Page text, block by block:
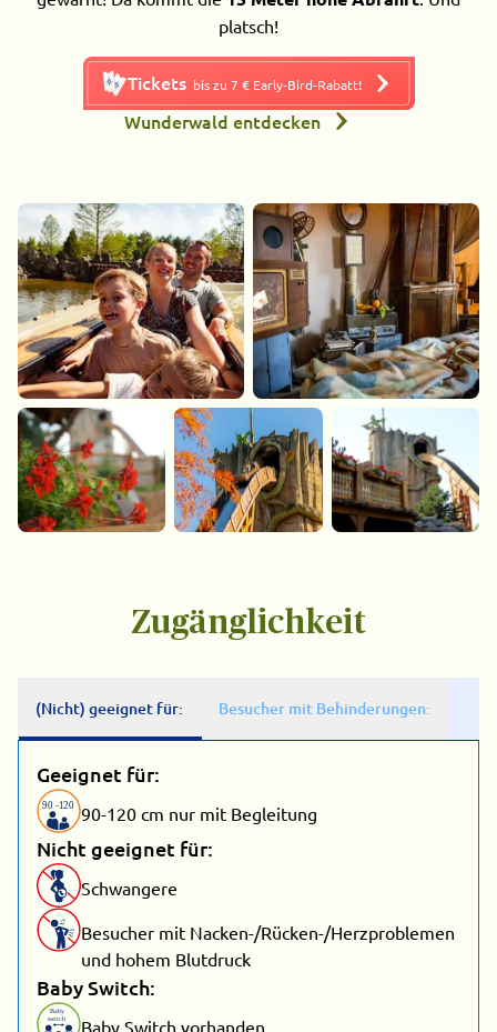
platsch!
Tickets bis zu 7 € Early-Bird-Rabatt!
Wunderwald entdecken
Zugänglichkeit
(Nicht) geeignet für: Besucher mit Behinderungen:
Geeignet für:
90 -120 90-120 cm nur mit Begleitung
Nicht geeignet für:
Schwangere
Besucher mit Nacken-/Rücken-/Herzproblemen
und hohem Blutdruck
Baby Switch:
Baby
switch Baby Switch vorhanden